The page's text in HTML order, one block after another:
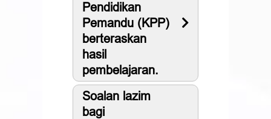
Pendidikan
Pemandu (KPP)
berteraskan
hasil
pembelajaran.
Soalan lazim
bagi